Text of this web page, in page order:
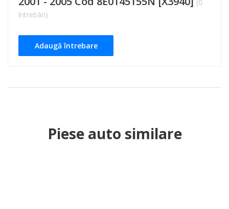
(0
întrebări)
Adaugă întrebare
Piese auto similare